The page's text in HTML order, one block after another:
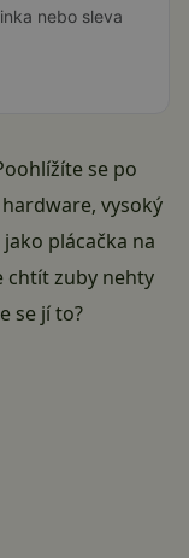
nebo sleva
se po
vysoký
plácačka na
chtít zuby nehty
se jí to?